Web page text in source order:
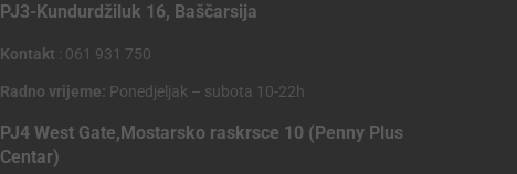
PJ3-Kundurdžiluk 16, Baščarsija
Kontakt : 061 931 750
Radno vrijeme: Ponedjeljak – subota 10-22h
PJ4 West Gate,Mostarsko raskrsce 10 (Penny Plus
Centar)